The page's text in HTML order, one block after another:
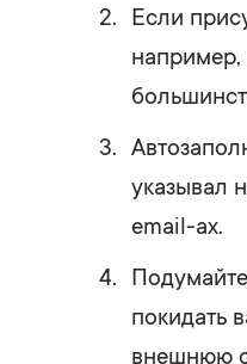
Если
например,
указывал
email-ах.
покидать
внешнюю